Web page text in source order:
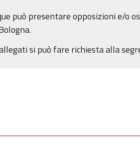
può presentare opposizioni e/o
si può fare richiesta alla